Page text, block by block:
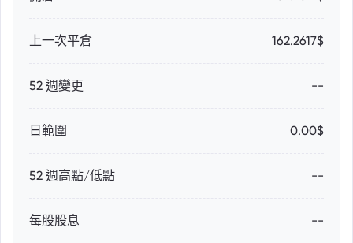
上一次平倉 162.2617$
52 週變更 --
日範圍 0.00$
52 週高點/低點 --
每股股息 --